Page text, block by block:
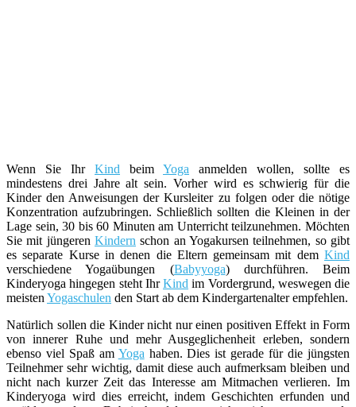
Wenn Sie Ihr Kind beim Yoga anmelden wollen, sollte es
mindestens drei Jahre alt sein. Vorher wird es schwierig für die
Kinder den Anweisungen der Kursleiter zu folgen oder die nötige
Konzentration aufzubringen. Schließlich sollten die Kleinen in der
Lage sein, 30 bis 60 Minuten am Unterricht teilzunehmen. Möchten
Sie mit jüngeren Kindern schon an Yogakursen teilnehmen, so gibt
es separate Kurse in denen die Eltern gemeinsam mit dem Kind
verschiedene Yogaübungen (Babyyoga) durchführen. Beim
Kinderyoga hingegen steht IhrKind im Vordergrund, weswegen die
meisten Yogaschulen den Start ab dem Kindergartenalter empfehlen.
Natürlich sollen die Kinder nicht nur einen positiven Effekt in Form
von innerer Ruhe und mehr Ausgeglichenheit erleben, sondern
ebenso viel Spaß am Yoga haben. Dies ist gerade für die jüngsten
Teilnehmer sehr wichtig, damit diese auch aufmerksam bleiben und
nicht nach kurzer Zeit das Interesse am Mitmachen verlieren. Im
Kinderyoga wird dies erreicht, indem Geschichten erfunden und